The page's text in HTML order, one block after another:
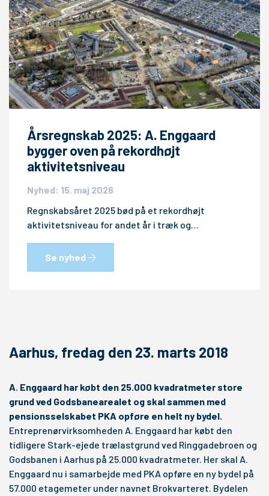
Årsregnskab 2025: A. Enggaard
bygger oven på rekordhøjt
aktivitetsniveau
Nyhed: 15. maj 2026
Regnskabsåret 2025 bød på et rekordhøjt
aktivitetsniveau for andet år i træk og…
Se nyhed
Aarhus, fredag den 23. marts 2018
A. Enggaard har købt den 25.000 kvadratmeter store
grund ved Godsbanearealet og skal sammen med
pensionsselskabet PKA opføre en helt ny bydel.
Entreprenørvirksomheden A. Enggaard har købt den
tidligere Stark-ejede trælastgrund ved Ringgadebroen og
Godsbanen i Aarhus på 25.000 kvadratmeter. Her skal A.
Enggaard nu i samarbejde med PKA opføre en ny bydel på
57.000 etagemeter under navnet Brokvarteret. Bydelen